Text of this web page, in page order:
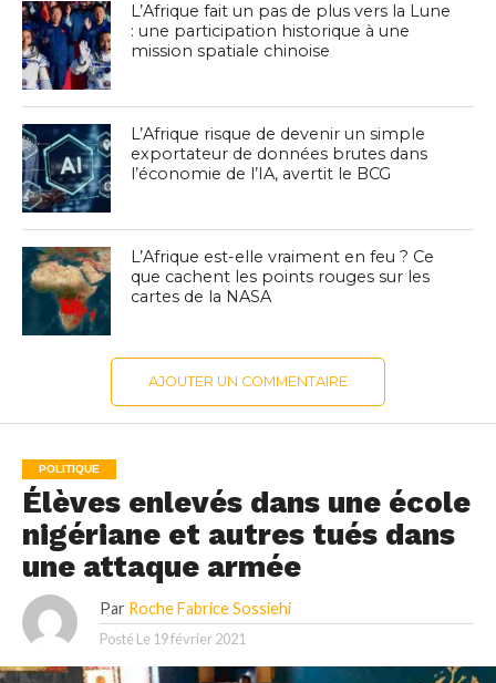
L’Afrique fait un pas de plus vers la Lune
: une participation historique à une
mission spatiale chinoise
L’Afrique risque de devenir un simple
exportateur de données brutes dans
l’économie de l’IA, avertit le BCG
L’Afrique est-elle vraiment en feu ? Ce
que cachent les points rouges sur les
cartes de la NASA
AJOUTER UN COMMENTAIRE
POLITIQUE
Élèves enlevés dans une école
nigériane et autres tués dans
une attaque armée
Par Roche Fabrice Sossiehi
Posté Le 19 février 2021